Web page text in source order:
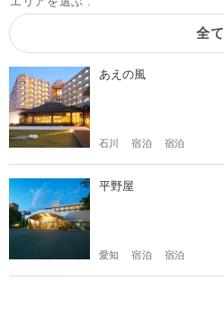
全て
あえの風
石川 宿泊 宿泊
平野屋
愛知 宿泊 宿泊